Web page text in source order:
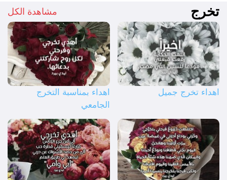
تخرج مشاهدة الكل
اهداء تخرج جميل
اهداء بمناسبة التخرج
الجامعي